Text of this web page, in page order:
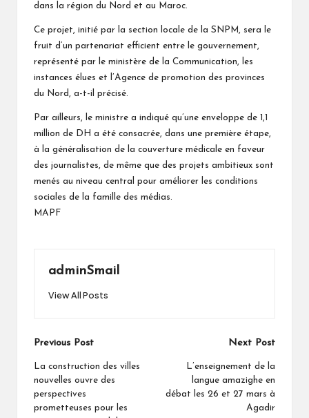
dans la région du Nord et au Maroc.
Ce projet, initié par la section locale de la SNPM, sera le
fruit d’un partenariat efficient entre le gouvernement,
représenté par le ministère de la Communication, les
instances élues et l’Agence de promotion des provinces
du Nord, a-t-il précisé.
Par ailleurs, le ministre a indiqué qu’une enveloppe de 1,1
million de DH a été consacrée, dans une première étape,
à la généralisation de la couverture médicale en faveur
des journalistes, de même que des projets ambitieux sont
menés au niveau central pour améliorer les conditions
sociales de la famille des médias.
MAPF
adminSmail
View All Posts
Post
navigation
Previous Post
La construction des villes
nouvelles ouvre des
perspectives
prometteuses pour les
Next Post
L’enseignement de la
langue amazighe en
débat les 26 et 27 mars à
Agadir